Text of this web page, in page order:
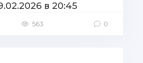
в 20:45
563 0